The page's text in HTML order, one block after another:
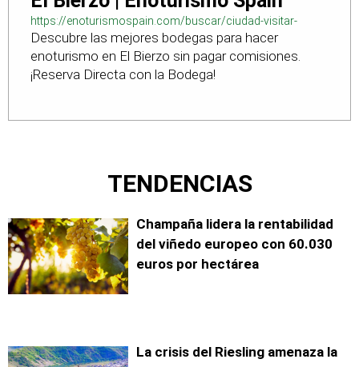
https://enoturismospain.com/buscar/ciudad-visitar-
bodegas-en-leon
Descubre las mejores bodegas para hacer
enoturismo en El Bierzo sin pagar comisiones.
¡Reserva Directa con la Bodega!
TENDENCIAS
Champaña lidera la rentabilidad
del viñedo europeo con 60.030
euros por hectárea
La crisis del Riesling amenaza la